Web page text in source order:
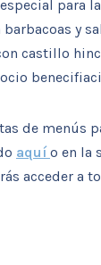
para
y
castillo
de menús
aquío en la
acceder a